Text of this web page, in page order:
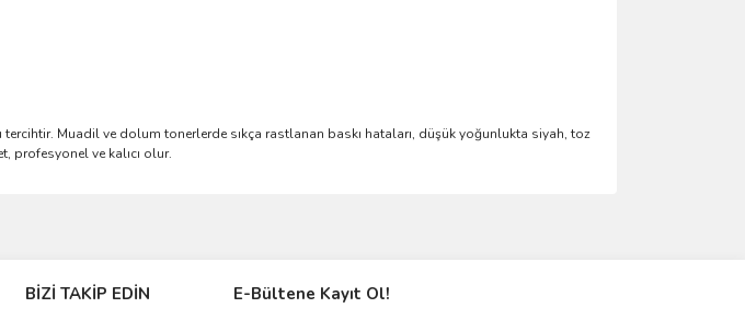
Muadil ve dolum tonerlerde sıkça rastlanan baskı hataları, düşük yoğunlukta siyah, toz
profesyonel ve kalıcı olur.
BİZİ TAKİP EDİN E-Bültene Kayıt Ol!